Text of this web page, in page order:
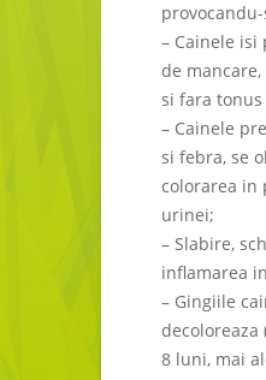
– Cainele
de
si fara
– Cainele
si febra, se
colorarea in
urinei;
– Slabire,
inflamarea
– Gingiile
decoloreaza
8 luni, mai